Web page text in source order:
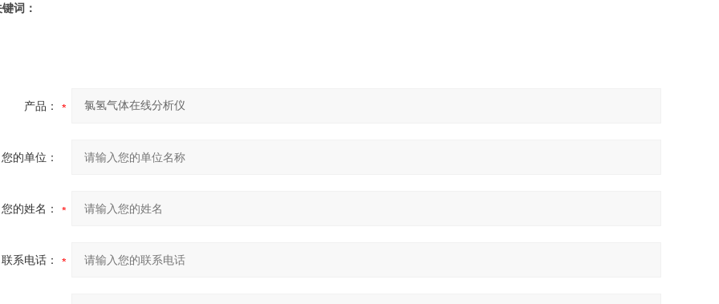
词：
产品：
您的单位：
您的姓名：
联系电话：